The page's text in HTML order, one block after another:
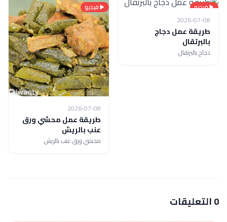
فيديو
2026-07-08
طريقة عمل دجاج
بالبرتقال
دجاج بالبرتقال
فيديو
2026-07-08
طريقة عمل محشي ورق
عنب بالريش
محشي ورق عنب بالريش
0 التعليقات